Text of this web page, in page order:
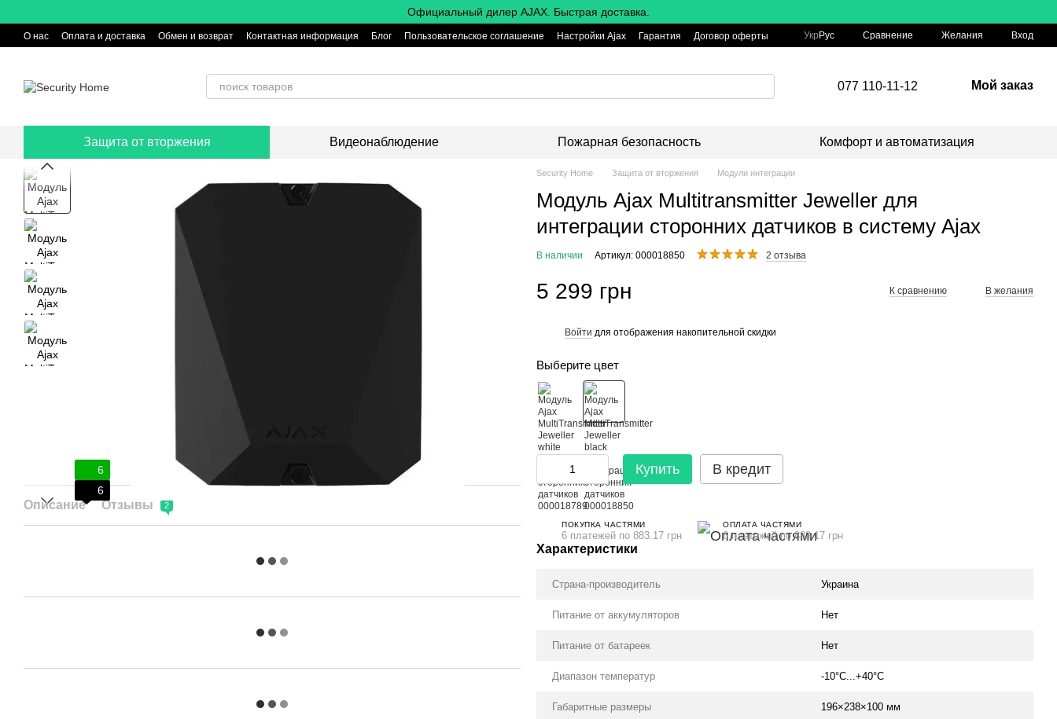
Официальный дилер AJAX. Быстрая доставка.
О нас Оплата и доставка Обмен и возврат Контактная информация Блог Пользовательское соглашение Настройки Ajax Гарантия Договор оферты Укр Рус Сравнение Желания Вход
077 110-11-12 Мой заказ
Защита от вторжения Видеонаблюдение Пожарная безопасность Комфорт и автоматизация
6
6
Описание Отзывы 2
Security Home Защита от вторжения Модули интеграции
Модуль Ajax Multitransmitter Jeweller для
интеграции сторонних датчиков в систему Ajax
В наличии Артикул: 000018850 2 отзыва
5 299 грн К сравнению В желания
Войти для отображения накопительной скидки
Выберите цвет
Купить В кредит
ПОКУПКА ЧАСТЯМИ
6 платежей по 883.17 грн
ОПЛАТА ЧАСТЯМИ
6 платежей по 883.17 грн
Характеристики
Страна-производитель Украина
Питание от аккумуляторов Нет
Питание от батареек Нет
Диапазон температур -10°C...+40°C
Габаритные размеры 196×238×100 мм